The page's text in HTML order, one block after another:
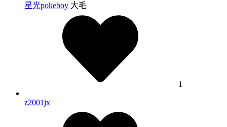
星光pokeboy 大毛
1
z2001jx